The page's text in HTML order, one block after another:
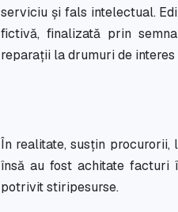
serviciu și fals intelectual.
fictivă, finalizată prin
reparații la drumuri de
În realitate, susțin
însă au fost achitate facturi
potrivit stiripesurse.